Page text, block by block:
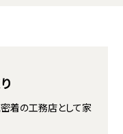
着の工務店として家